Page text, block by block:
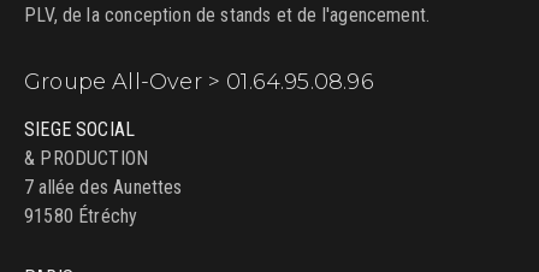
PLV, de la conception de stands et de l'agencement.
Groupe All-Over > 01.64.95.08.96
SIEGE SOCIAL
& PRODUCTION
7 allée des Aunettes
91580 Étréchy